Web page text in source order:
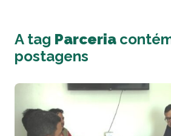
A tag Parceria
postagens